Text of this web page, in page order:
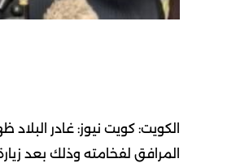
الكويت: كويت نيوز: غادر
المرافق لفخامته وذلك بعد